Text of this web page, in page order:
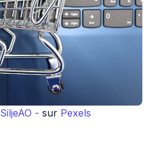
SiljeAO - sur Pexels